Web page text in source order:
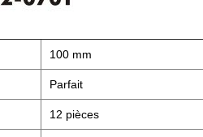
100 mm
Parfait
12 pièces